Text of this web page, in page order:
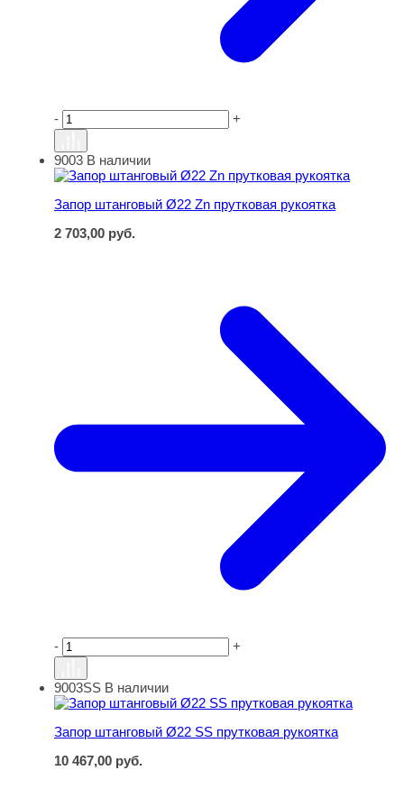
- +
Запор штанговый Ø22 Zn прутковая рукоятка
9003 В наличии
Запор штанговый Ø22 Zn прутковая рукоятка
2 703,00 руб.
- +
Запор штанговый Ø22 SS прутковая рукоятка
9003SS В наличии
Запор штанговый Ø22 SS прутковая рукоятка
10 467,00 руб.